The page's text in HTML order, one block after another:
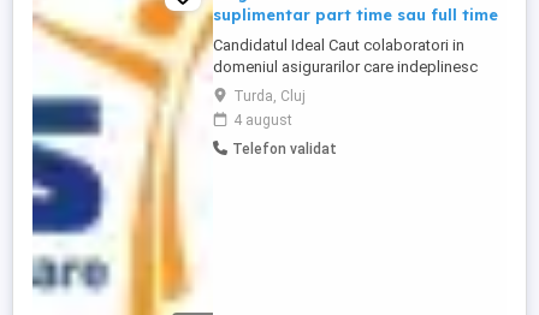
suplimentar part time sau full time
Candidatul Ideal Caut colaboratori in
domeniul asigurarilor care indeplinesc
urmatoarele criterii - persoana abordabila,
sociabila, deschisa sa invete lucruri noi -
bune abilitati de comunicare, negociere si
organizare - atitudine proactiva -
Turda, Cluj
4 august
Telefon validat